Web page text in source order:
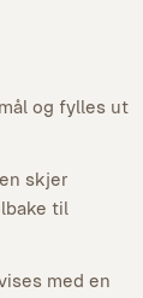
og fylles ut
skjer
til
med en